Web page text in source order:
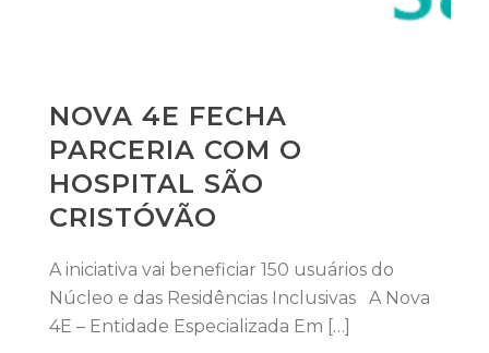
NOVA 4E FECHA
PARCERIA COM O
HOSPITAL SÃO
CRISTÓVÃO
A iniciativa vai beneficiar 150 usuários do
Núcleo e das Residências Inclusivas A Nova
4E – Entidade Especializada Em […]